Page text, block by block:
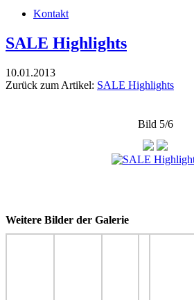
Kontakt
SALE Highlights
10.01.2013
Zurück zum Artikel: SALE Highlights
Bild 5/6
Weitere Bilder der Galerie